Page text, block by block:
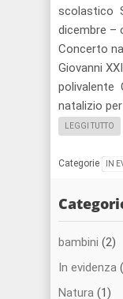
scolastico
dicembre –
Concerto
Giovanni
polivalente
natalizio
LEGGI TUTTO
Categorie IN
bambini (2)
In evidenza
Natura (1)